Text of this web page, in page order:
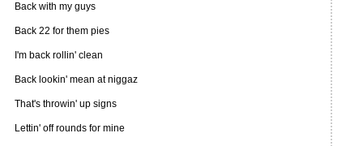
Back with my guys
Back 22 for them pies
I'm back rollin' clean
Back lookin' mean at niggaz
That's throwin' up signs
Lettin' off rounds for mine